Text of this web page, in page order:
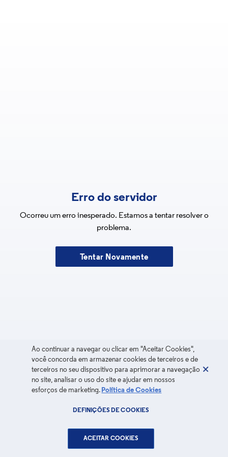
Erro do servidor
Ocorreu um erro inesperado. Estamos a tentar resolver o
problema.
Tentar Novamente
Ao continuar a navegar ou clicar em "Aceitar Cookies",
você concorda em armazenar cookies de terceiros e de
terceiros no seu dispositivo para aprimorar a navegação
no site, analisar o uso do site e ajudar em nossos
esforços de marketing. Política de Cookies
DEFINIÇÕES DE COOKIES
ACEITAR COOKIES